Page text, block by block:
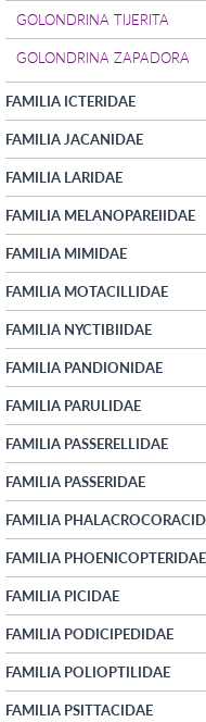
GOLONDRINA TIJERITA
GOLONDRINA ZAPADORA
FAMILIA ICTERIDAE
FAMILIA JACANIDAE
FAMILIA LARIDAE
FAMILIA MELANOPAREIIDAE
FAMILIA MIMIDAE
FAMILIA MOTACILLIDAE
FAMILIA NYCTIBIIDAE
FAMILIA PANDIONIDAE
FAMILIA PARULIDAE
FAMILIA PASSERELLIDAE
FAMILIA PASSERIDAE
FAMILIA
FAMILIA PHOENICOPTERIDAE
FAMILIA PICIDAE
FAMILIA PODICIPEDIDAE
FAMILIA POLIOPTILIDAE
FAMILIA PSITTACIDAE